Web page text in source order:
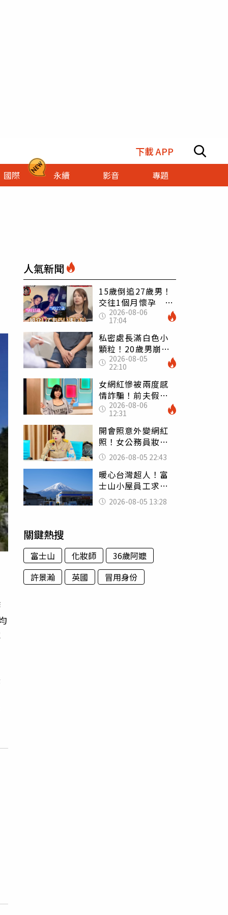
下載 APP
國際 永續 影音
專題
人氣新聞
15歲倒追27歲男！
交往1個月懷孕 36
歲當阿嬤故事曝光
2026-08-06
17:04
私密處長滿白色小
顆粒！20歲男崩潰
求診 醫曝5大真相
別再誤會
2026-08-05
22:10
女網紅慘被兩度感
情詐騙！前夫假割
頸詐光200萬再遇假
富商「養套殺2000
萬」
2026-08-06
12:31
開會照意外變網紅
照！女公務員妝容
掀2千則留言 本人
怒嗆：化妝有錯嗎
2026-08-05 22:43
暖心台灣超人！富
士山小屋員工求助
「想活下去」 山
友狂背物資上山：
2026-08-05 13:28
關鍵熱搜
富士山 化妝師
36歲阿嬤
許景瀚
英國 冒用身份